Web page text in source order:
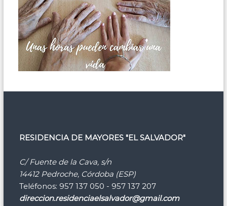
RESIDENCIA DE MAYORES "EL SALVADOR"
C/ Fuente de la Cava, s/n
14412 Pedroche, Córdoba (ESP)
Teléfonos: 957 137 050 - 957 137 207
direccion.residenciaelsalvador@gmail.com